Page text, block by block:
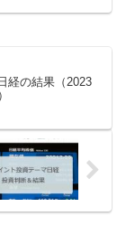
経の結果（2023